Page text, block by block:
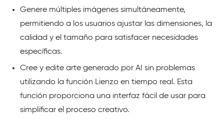
Genere múltiples imágenes simultáneamente,
permitiendo a los usuarios ajustar las dimensiones, la
calidad y el tamaño para satisfacer necesidades
específicas.
Cree y edite arte generado por AI sin problemas
utilizando la función Lienzo en tiempo real. Esta
función proporciona una interfaz fácil de usar para
simplificar el proceso creativo.